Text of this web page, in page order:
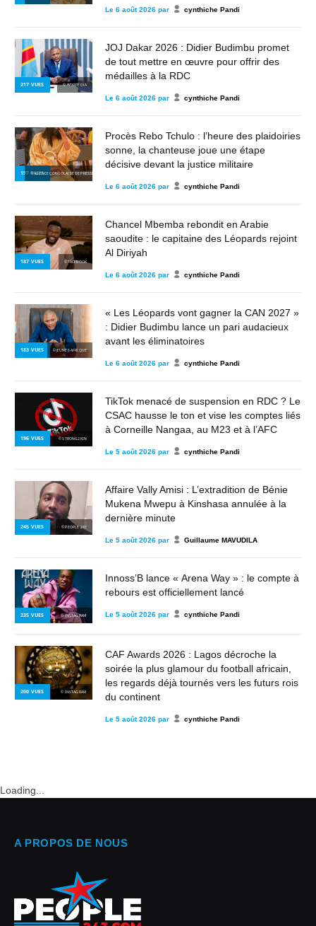
Le 6 août 2026 par cynthiche Pandi
217 VUES © WIKIPÉDIA
JOJ Dakar 2026 : Didier Budimbu promet
de tout mettre en œuvre pour offrir des
médailles à la RDC
Le 6 août 2026 par cynthiche Pandi
197 VUES
© AGENCE CONGOLAISE DE PRESSE
Procès Rebo Tchulo : l’heure des plaidoiries
sonne, la chanteuse joue une étape
décisive devant la justice militaire
Le 6 août 2026 par cynthiche Pandi
187 VUES © FACEBOOK
Chancel Mbemba rebondit en Arabie
saoudite : le capitaine des Léopards rejoint
Al Diriyah
Le 6 août 2026 par cynthiche Pandi
183 VUES © JEUNES AFRIQUE
« Les Léopards vont gagner la CAN 2027 »
: Didier Budimbu lance un pari audacieux
avant les éliminatoires
Le 6 août 2026 par cynthiche Pandi
196 VUES © STRONG2KIN
TikTok menacé de suspension en RDC ? Le
CSAC hausse le ton et vise les comptes liés
à Corneille Nangaa, au M23 et à l’AFC
Le 5 août 2026 par cynthiche Pandi
245 VUES © PEOPLE 243
Affaire Vally Amisi : L’extradition de Bénie
Mukena Mwepu à Kinshasa annulée à la
dernière minute
Le 5 août 2026 par Guillaume MAVUDILA
235 VUES © INSTAGRAM
Innoss’B lance « Arena Way » : le compte à
rebours est officiellement lancé
Le 5 août 2026 par cynthiche Pandi
200 VUES © INSTAGRAM
CAF Awards 2026 : Lagos décroche la
soirée la plus glamour du football africain,
les regards déjà tournés vers les futurs rois
du continent
Le 5 août 2026 par cynthiche Pandi
Loading...
A PROPOS DE NOUS